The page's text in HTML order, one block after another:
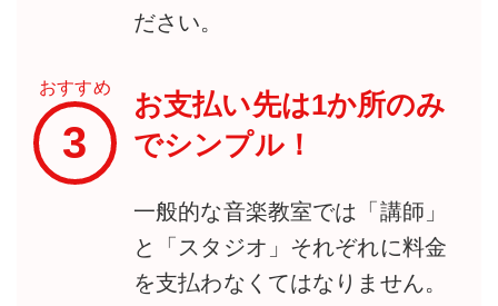
ださい。
おすすめ
3
お支払い先は1か所のみ
でシンプル！
一般的な音楽教室では「講師」
と「スタジオ」それぞれに料金
を支払わなくてはなりません。